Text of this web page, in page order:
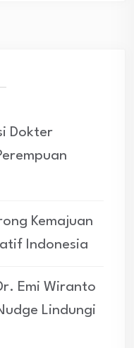
Dokter
Kemajuan
Indonesia
Emi Wiranto
Lindungi